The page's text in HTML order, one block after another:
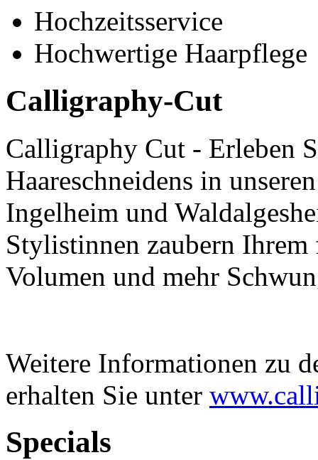
Hochzeitsservice
Hochwertige Haarpflege
Calligraphy-Cut
Calligraphy Cut - Erleben
Haareschneidens in
Ingelheim und
Stylistinnen zaubern
Volumen und mehr
Weitere Informationen zu
erhalten Sie unter
Specials